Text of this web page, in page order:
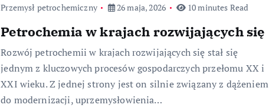
Przemysł petrochemiczny 26 maja, 2026 10 minutes Read
Petrochemia w krajach rozwijających się
Rozwój petrochemii w krajach rozwijających się stał się
jednym z kluczowych procesów gospodarczych przełomu XX i
XXI wieku. Z jednej strony jest on silnie związany z dążeniem
do modernizacji, uprzemysłowienia…